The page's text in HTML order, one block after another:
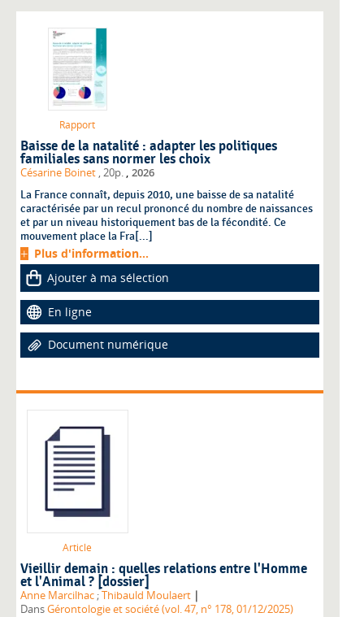
Rapport
Baisse de la natalité : adapter les politiques
familiales sans normer les choix
Césarine Boinet , 20p. , 2026
La France connaît, depuis 2010, une baisse de sa natalité
caractérisée par un recul prononcé du nombre de naissances
et par un niveau historiquement bas de la fécondité. Ce
mouvement place la Fra[...]
Plus d'information...
Ajouter à ma sélection
En ligne
Document numérique
Article
Vieillir demain : quelles relations entre l'Homme
et l'Animal ? [dossier]
Anne Marcilhac ;Thibauld Moulaert |
DansGérontologie et société (vol. 47, n° 178, 01/12/2025)